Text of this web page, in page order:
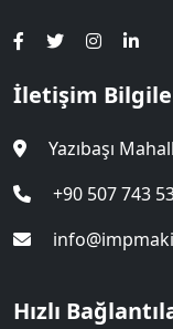
İletişim
Yazıbaşı
+90 507 743
Hızlı